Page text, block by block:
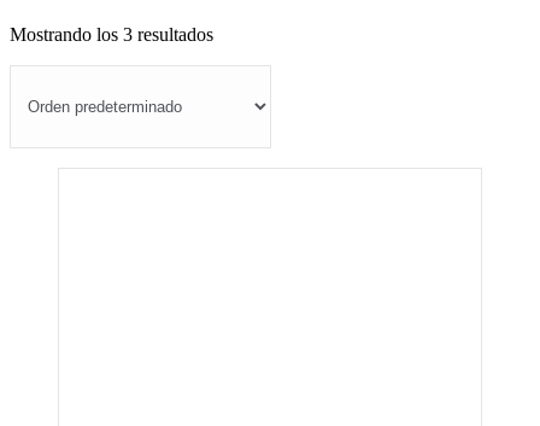
Mostrando los 3 resultados